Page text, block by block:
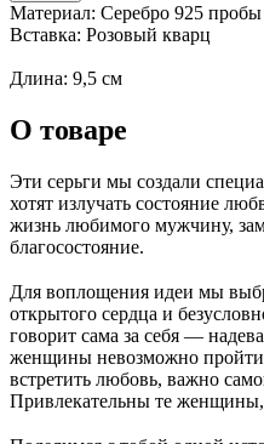
Материал: Серебро 925 пробы
Вставка: Розовый кварц
Длина: 9,5 см
О товаре
Эти серьги мы создали
хотят излучать состояние
жизнь любимого мужчину,
благосостояние.
Для воплощения идеи мы
открытого сердца и
говорит сама за себя —
женщины невозможно
встретить любовь, важно
Привлекательны те женщины,